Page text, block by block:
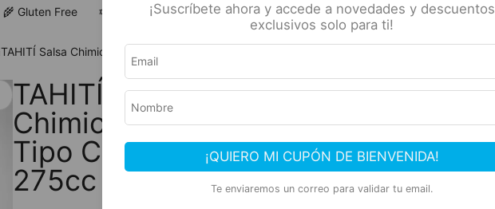
¡Suscríbete ahora y accede a novedades y descuentos
exclusivos solo para ti!
¡QUIERO MI CUPÓN DE BIENVENIDA!
Te enviaremos un correo para validar tu email.
🌾 Gluten Free ✡ Koshers 📚 Libros 🏷️ Todas las categorías
TAHITÍ Salsa Chimichurri Tipo Casero 275cc
TAHITÍ Salsa
Chimichurri
Tipo Casero
275cc
Compra segura
Experiencia de compra garantizada